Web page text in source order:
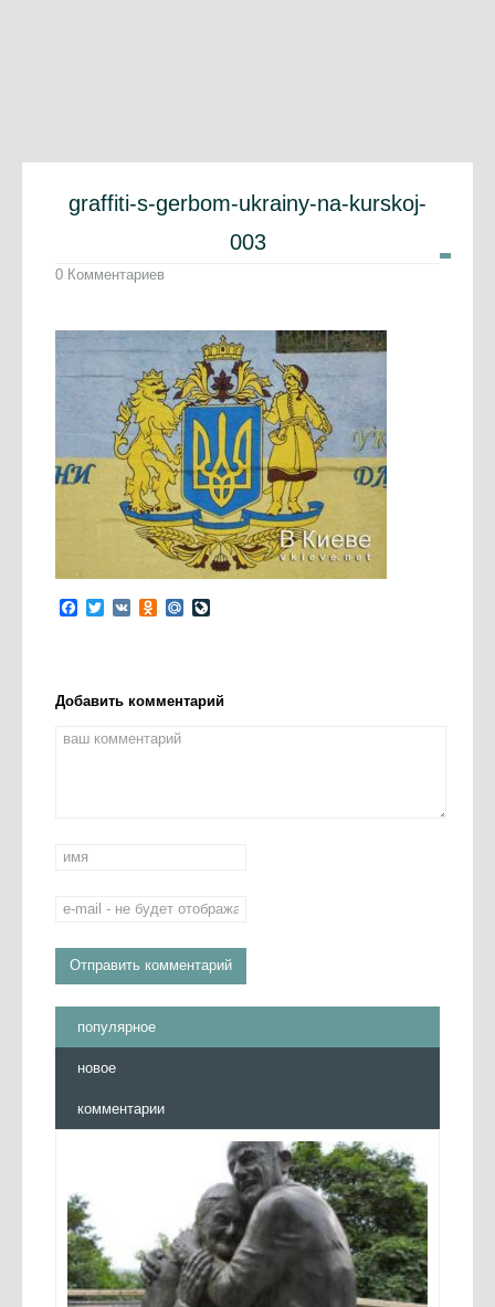
graffiti-s-gerbom-ukrainy-na-kurskoj-
003
0 Комментариев
Facebook
Twitter
VK Odnoklassniki
Mail.Ru
Добавить комментарий
популярное
новое
комментарии